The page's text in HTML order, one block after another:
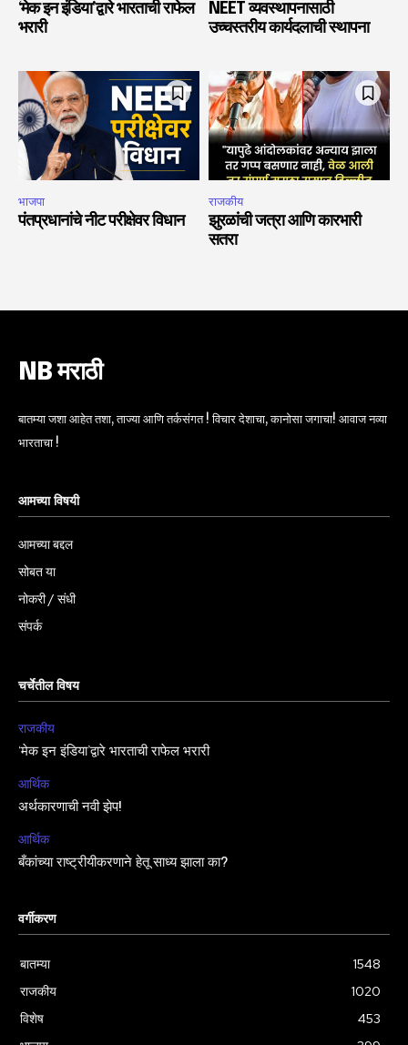
‘मेक इन इंडिया’द्वारे भारताची राफेल
भरारी
NEET व्यवस्थापनासाठी
उच्चस्तरीय कार्यदलाची स्थापना
भाजपा
पंतप्रधानांचे नीट परीक्षेवर विधान
राजकीय
झुरळांची जत्रा आणि कारभारी
सतरा
NB मराठी
बातम्या जशा आहेत तशा, ताज्या आणि तर्कसंगत ! विचार देशाचा, कानोसा जगाचा! आवाज नव्या
भारताचा !
आमच्या विषयी
आमच्या बद्दल
सोबत या
नोकरी / संधी
संपर्क
चर्चेतील विषय
राजकीय
‘मेक इन इंडिया’द्वारे भारताची राफेल भरारी
आर्थिक
अर्थकारणाची नवी झेप!
आर्थिक
बँकांच्या राष्ट्रीयीकरणाने हेतू साध्य झाला का?
वर्गीकरण
बातम्या
1548
राजकीय
1020
विशेष
453